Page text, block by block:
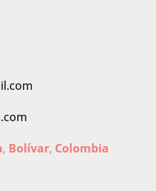
, Bolívar, Colombia